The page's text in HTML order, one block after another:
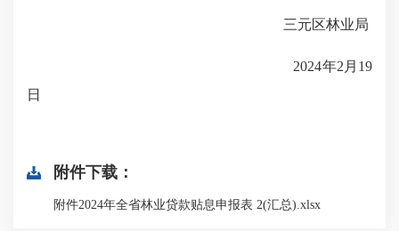
三元区林业局
2024年2 月 19
日
附件下载：
附件2024年全省林业贷款贴息申报表 2(汇总).xlsx